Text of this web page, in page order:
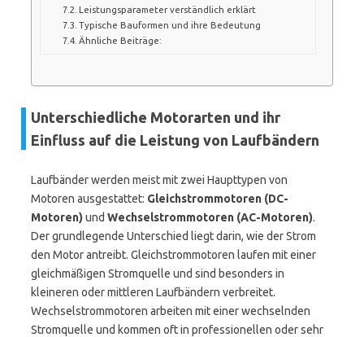
Leistungsparameter verständlich erklärt
Typische Bauformen und ihre Bedeutung
Ähnliche Beiträge:
Unterschiedliche Motorarten und ihr
Einfluss auf die Leistung von Laufbändern
Laufbänder werden meist mit zwei Haupttypen von
Motoren ausgestattet: Gleichstrommotoren (DC-
Motoren) und Wechselstrommotoren (AC-Motoren).
Der grundlegende Unterschied liegt darin, wie der Strom
den Motor antreibt. Gleichstrommotoren laufen mit einer
gleichmäßigen Stromquelle und sind besonders in
kleineren oder mittleren Laufbändern verbreitet.
Wechselstrommotoren arbeiten mit einer wechselnden
Stromquelle und kommen oft in professionellen oder sehr